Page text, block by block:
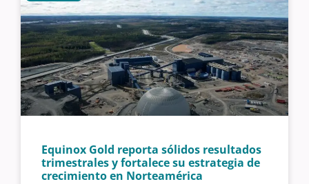
Equinox Gold reporta sólidos resultados
trimestrales y fortalece su estrategia de
crecimiento en Norteamérica